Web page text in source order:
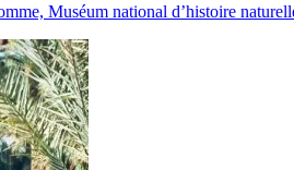
Muséum national d’histoire